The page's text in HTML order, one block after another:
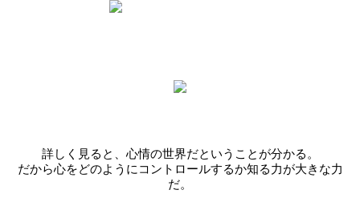
詳しく見ると、心情の世界だということが分かる。
だから心をどのようにコントロールするか知る力が大きな力
だ。